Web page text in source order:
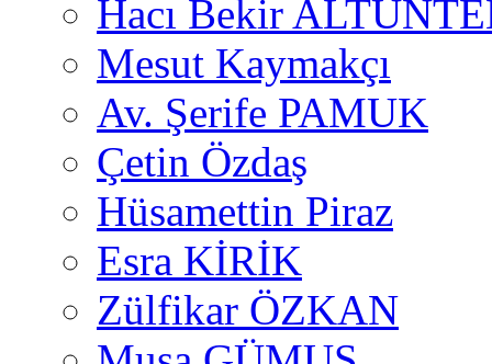
Hacı Bekir
Mesut Kaymakçı
Av. Şerife PAMUK
Çetin Özdaş
Hüsamettin Piraz
Esra KİRİK
Zülfikar ÖZKAN